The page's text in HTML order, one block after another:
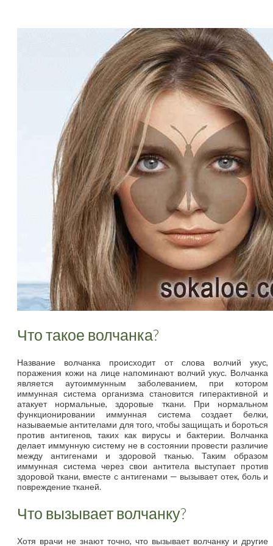
Что такое волчанка?
Название волчанка происходит от слова волчий укус,
поражения кожи на лице напоминают волчий укус. Волчанка
является аутоиммунным заболеванием, при котором
иммунная система организма становится гиперактивной и
атакует нормальные, здоровые ткани. При нормальном
функционировании иммунная система создает белки,
называемые антителами для того, чтобы защищать и бороться
против антигенов, таких как вирусы и бактерии. Волчанка
делает иммунную систему не в состоянии провести различие
между антигенами и здоровой тканью. Таким образом
иммунная система через свои антитела выступает против
здоровой ткани, вместе с антигенами — вызывает отек, боль и
повреждение тканей.
Что вызывает волчанку?
Хотя врачи не знают точно, что вызывает волчанку и другие